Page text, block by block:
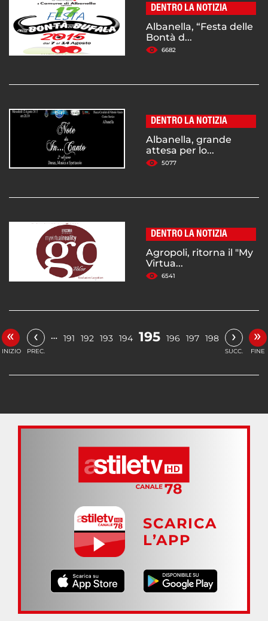
DENTRO LA NOTIZIA
Albanella, “Festa delle
Bontà d...
6682
DENTRO LA NOTIZIA
Albanella, grande
attesa per lo...
5077
DENTRO LA NOTIZIA
Agropoli, ritorna il "My
Virtua...
6541
«
INIZIO
‹
PREC.
… 191 192 193 194 195 196 197 198 ›
SUCC.
»
FINE
SCARICA
L’APP